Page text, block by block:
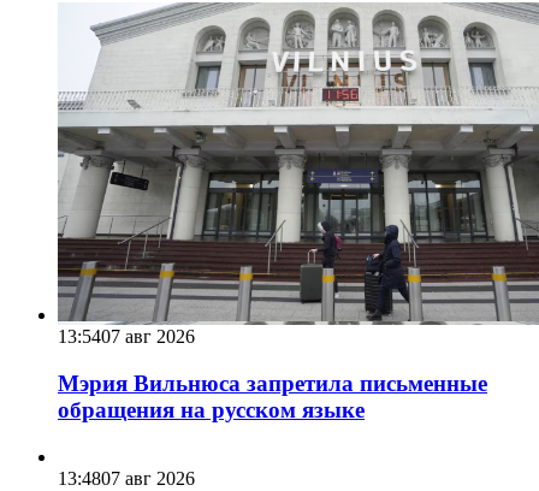
13:5407 авг 2026
Мэрия Вильнюса запретила письменные
обращения на русском языке
13:4807 авг 2026